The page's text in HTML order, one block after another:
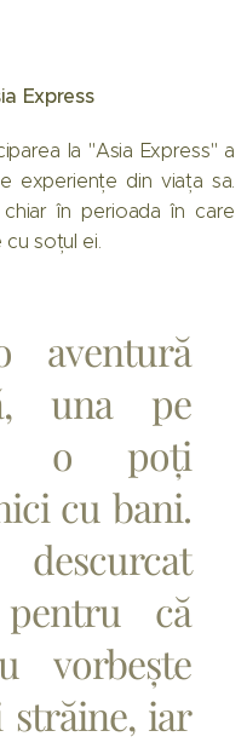
Express
la "Asia Express" a
experiențe din viața sa.
în perioada în care
cu soțul ei.
aventură
una pe
o poți
cu bani.
pentru că
vorbește
iar